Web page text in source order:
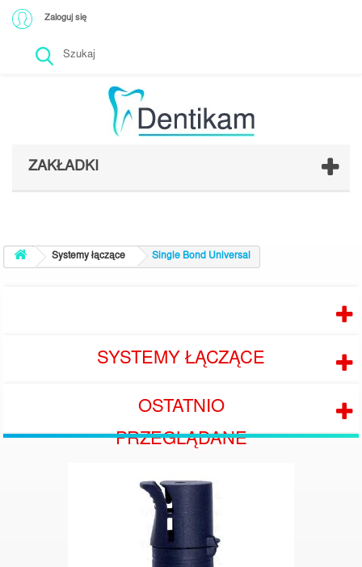
Zaloguj się
ZAKŁADKI
Systemy łączące Single Bond Universal
SYSTEMY ŁĄCZĄCE
OSTATNIO
PRZEGLĄDANE